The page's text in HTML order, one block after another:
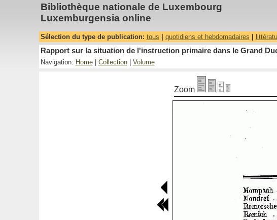
Bibliothèque nationale de Luxembourg
Luxemburgensia online
Sélection du type de publication: tous quotidiens et hebdomadaires
Rapport sur la situation de l'instruction primaire dans le Grand
Navigation: Home| Collection| Volume
Zoom